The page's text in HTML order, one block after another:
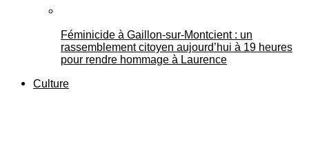
Féminicide à Gaillon‑sur‑Montcient : un
rassemblement citoyen aujourd’hui à 19 heures
pour rendre hommage à Laurence
Culture